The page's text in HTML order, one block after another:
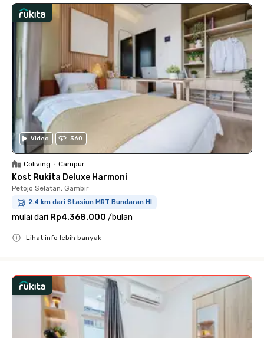
Video 360
Coliving • Campur
Kost Rukita Deluxe Harmoni
Petojo Selatan, Gambir
2.4 km dari Stasiun MRT Bundaran HI
mulai dari Rp4.368.000 /bulan
Lihat info lebih banyak